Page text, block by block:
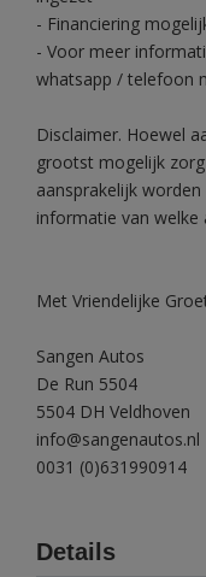
- Financiering
- Voor meer
whatsapp / telefoon
Disclaimer. Hoewel
grootst mogelijk
aansprakelijk
informatie van welke
Met Vriendelijke
Sangen Autos
De Run 5504
5504 DH Veldhoven
info@sangenautos.nl
0031 (0)631990914
Details